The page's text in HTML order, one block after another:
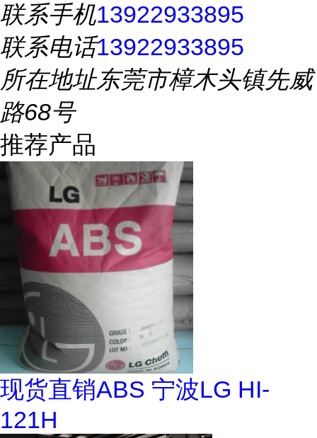
联系手机13922933895
联系电话13922933895
所在地址东莞市樟木头镇先威
路68号
推荐产品
现货直销ABS 宁波LG HI-
121H